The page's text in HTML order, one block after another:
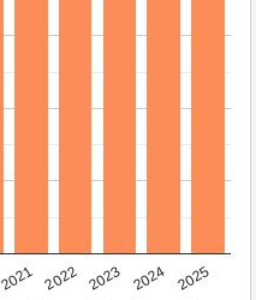
2021 2022 2023 2024 2025